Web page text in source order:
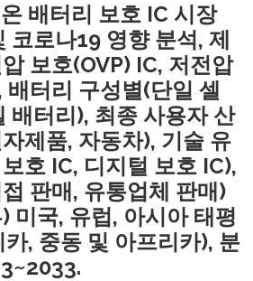
배터리 보호 IC 시장
코로나19 영향 분석, 제
보호(OVP) IC, 저전압
배터리 구성별(단일 셀
배터리), 최종 사용자 산
제품, 자동차), 기술 유
호 IC, 디지털 보호 IC),
판매, 유통업체 판매)
미국, 유럽, 아시아 태평
, 중동 및 아프리카), 분